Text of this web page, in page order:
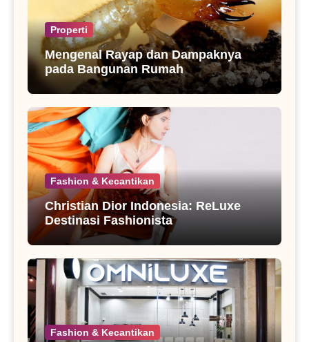
Properti
Mengenal Rayap dan Dampaknya
pada Bangunan Rumah
Fashion & Kecantikan
Christian Dior Indonesia: ReLuxe
Destinasi Fashionista
Fashion & Kecantikan